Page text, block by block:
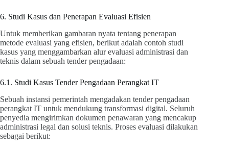
6. Studi Kasus dan Penerapan Evaluasi Efisien
Untuk memberikan gambaran nyata tentang penerapan
metode evaluasi yang efisien, berikut adalah contoh studi
kasus yang menggambarkan alur evaluasi administrasi dan
teknis dalam sebuah tender pengadaan:
6.1. Studi Kasus Tender Pengadaan Perangkat IT
Sebuah instansi pemerintah mengadakan tender pengadaan
perangkat IT untuk mendukung transformasi digital. Seluruh
penyedia mengirimkan dokumen penawaran yang mencakup
administrasi legal dan solusi teknis. Proses evaluasi dilakukan
sebagai berikut: